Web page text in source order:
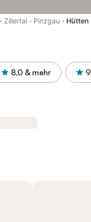
· Zillertal · Pinzgau · Hütten
8,0 & mehr